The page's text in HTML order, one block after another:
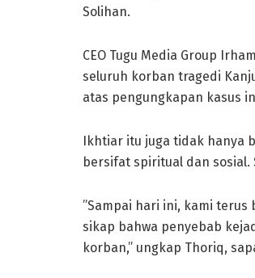
Solihan.
CEO Tugu Media Group
seluruh korban tragedi
atas pengungkapan kasus
Ikhtiar itu juga tidak hanya
bersifat spiritual dan sosial.
”Sampai hari ini, kami
sikap bahwa penyebab
korban,” ungkap Thoriq,